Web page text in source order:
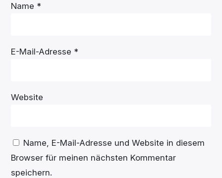
Name *
E-Mail-Adresse *
Website
Name, E-Mail-Adresse und Website in diesem
Browser für meinen nächsten Kommentar
speichern.